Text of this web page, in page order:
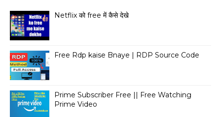
Netflix को free में कैसे देखे
Free Rdp kaise Bnaye | RDP Source Code
Prime Subscriber Free || Free Watching
Prime Video